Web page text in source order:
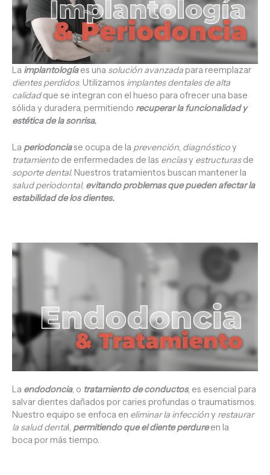
La implantologíaes una solución avanzadapara reemplazar
dientes perdidos. Utilizamos implantes dentales de alta
calidadque se integran con el hueso para ofrecer una base
sólida y duradera, permitiendo recuperar la funcionalidad y
estética de la sonrisa.
La periodonciase ocupa de la prevención, diagnósticoy
tratamiento de enfermedades de las encíasy estructurasde
soporte dental. Nuestros tratamientos buscan mantener la
salud periodontal, evitando problemas que pueden afectar la
estabilidad de los dientes.
La endodoncia, o tratamiento de conductos, es esencial para
salvar dientes dañados por caries profundas o traumatismos.
Nuestro equipo se enfoca en eliminar la infeccióny restaurar
la salud dental, permitiendo que el diente perdureen la
boca por más tiempo.